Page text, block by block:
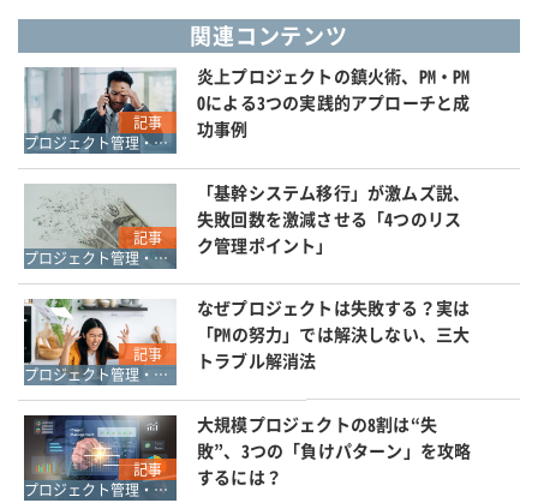
関連コンテンツ
記事
プロジェクト管理・ワークフロー管理
炎上プロジェクトの鎮火術、PM・PM
Oによる3つの実践的アプローチと成
功事例
記事
プロジェクト管理・ワークフロー管理
「基幹システム移行」が激ムズ説、
失敗回数を激減させる「4つのリス
ク管理ポイント」
記事
プロジェクト管理・ワークフロー管理
なぜプロジェクトは失敗する？実は
「PMの努力」では解決しない、三大
トラブル解消法
記事
プロジェクト管理・ワークフロー管理
大規模プロジェクトの8割は“失
敗”、3つの「負けパターン」を攻略
するには？